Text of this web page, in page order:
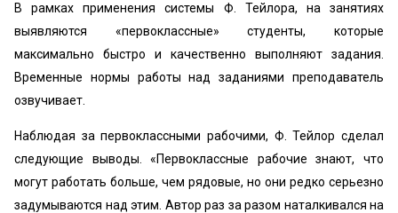
В рамках применения системы Ф. Тейлора, на занятиях
выявляются «первоклассные» студенты, которые
максимально быстро и качественно выполняют задания.
Временные нормы работы над заданиями преподаватель
озвучивает.
Наблюдая за первоклассными рабочими, Ф. Тейлор сделал
следующие выводы. «Первоклассные рабочие знают, что
могут работать больше, чем рядовые, но они редко серьезно
задумываются над этим. Автор раз за разом наталкивался на